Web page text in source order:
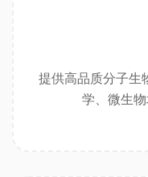
提供高品质分子生
学、微生